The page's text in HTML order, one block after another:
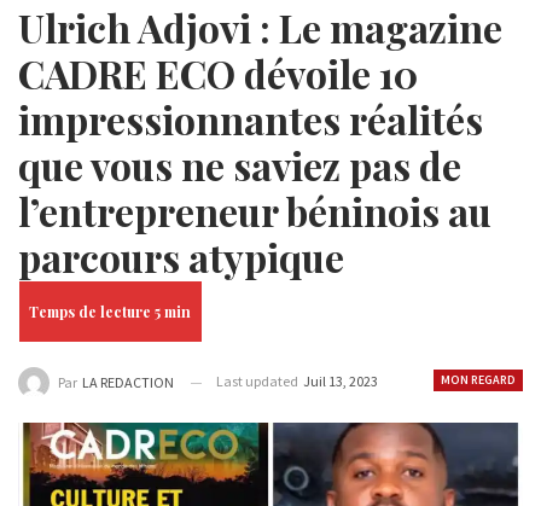
Ulrich Adjovi : Le magazine
CADRE ECO dévoile 10
impressionnantes réalités
que vous ne saviez pas de
l’entrepreneur béninois au
parcours atypique
MON REGARD
Par LA REDACTION Last updated Juil 13, 2023